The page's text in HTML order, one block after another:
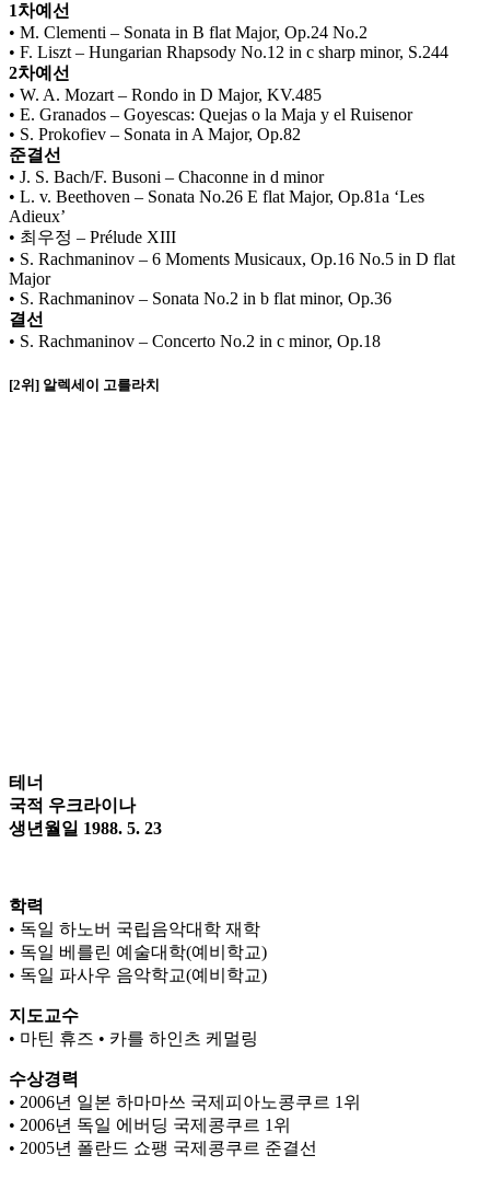
1차예선
• M. Clementi – Sonata in B flat Major, Op.24 No.2
• F. Liszt – Hungarian Rhapsody No.12 in c sharp minor, S.244
2차예선
• W. A. Mozart – Rondo in D Major, KV.485
• E. Granados – Goyescas: Quejas o la Maja y el Ruisenor
• S. Prokofiev – Sonata in A Major, Op.82
준결선
• J. S. Bach/F. Busoni – Chaconne in d minor
• L. v. Beethoven – Sonata No.26 E flat Major, Op.81a ‘Les
Adieux’
• 최우정 – Prélude XIII
• S. Rachmaninov – 6 Moments Musicaux, Op.16 No.5 in D flat
Major
• S. Rachmaninov – Sonata No.2 in b flat minor, Op.36
결선
• S. Rachmaninov – Concerto No.2 in c minor, Op.18
[2위] 알렉세이 고를라치
테너
국적 우크라이나
생년월일 1988. 5. 23
학력
• 독일 하노버 국립음악대학 재학
• 독일 베를린 예술대학(예비학교)
• 독일 파사우 음악학교(예비학교)
지도교수
• 마틴 휴즈 • 카를 하인츠 케멀링
수상경력
• 2006년 일본 하마마쓰 국제피아노콩쿠르 1위
• 2006년 독일 에버딩 국제콩쿠르 1위
• 2005년 폴란드 쇼팽 국제콩쿠르 준결선